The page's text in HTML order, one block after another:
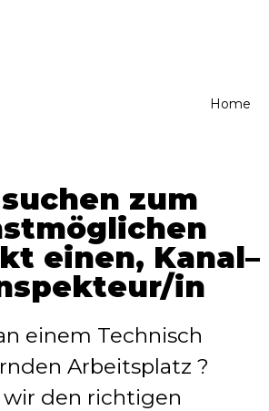
Home
zum
einen, Kanal–
in
einem Technisch
Arbeitsplatz ?
wir den richtigen